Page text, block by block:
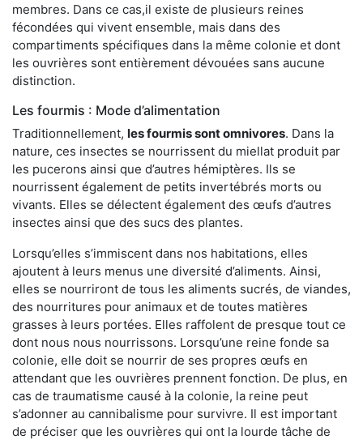
membres. Dans ce cas,il existe de plusieurs reines
fécondées qui vivent ensemble, mais dans des
compartiments spécifiques dans la même colonie et dont
les ouvrières sont entièrement dévouées sans aucune
distinction.
Les fourmis : Mode d’alimentation
Traditionnellement, les fourmis sont omnivores. Dans la
nature, ces insectes se nourrissent du miellat produit par
les pucerons ainsi que d’autres hémiptères. Ils se
nourrissent également de petits invertébrés morts ou
vivants. Elles se délectent également des œufs d’autres
insectes ainsi que des sucs des plantes.
Lorsqu’elles s’immiscent dans nos habitations, elles
ajoutent à leurs menus une diversité d’aliments. Ainsi,
elles se nourriront de tous les aliments sucrés, de viandes,
des nourritures pour animaux et de toutes matières
grasses à leurs portées. Elles raffolent de presque tout ce
dont nous nous nourrissons. Lorsqu’une reine fonde sa
colonie, elle doit se nourrir de ses propres œufs en
attendant que les ouvrières prennent fonction. De plus, en
cas de traumatisme causé à la colonie, la reine peut
s’adonner au cannibalisme pour survivre. Il est important
de préciser que les ouvrières qui ont la lourde tâche de